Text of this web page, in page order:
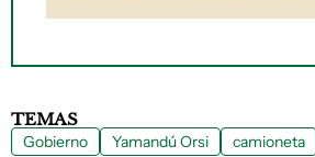
TEMAS
Gobierno Yamandú Orsi camioneta